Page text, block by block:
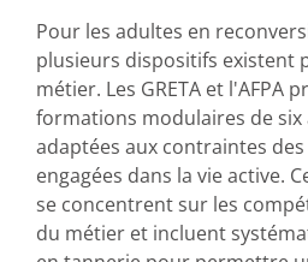
Pour les adultes en
plusieurs dispositifs existent
métier. Les GRETA et l'AFPA
formations modulaires de six
adaptées aux contraintes
engagées dans la vie active.
se concentrent sur les
du métier et incluent